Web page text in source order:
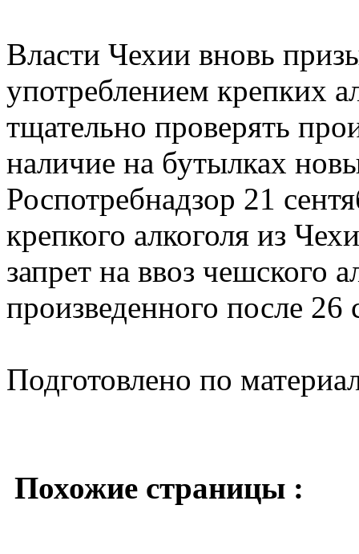
Власти Чехии вновь
употреблением крепких
тщательно проверять
наличие на бутылках
Роспотребнадзор 21
крепкого алкоголя из
запрет на ввоз чешского
произведенного после 26
Подготовлено по
Похожие страницы :